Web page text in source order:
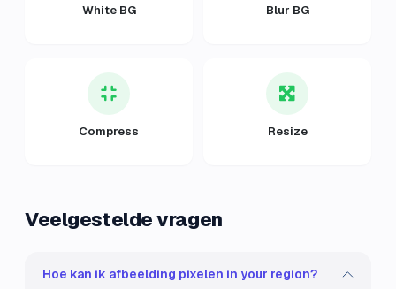
White BG Blur BG
Compress Resize
Veelgestelde vragen
Hoe kan ik afbeelding pixelen in your region?